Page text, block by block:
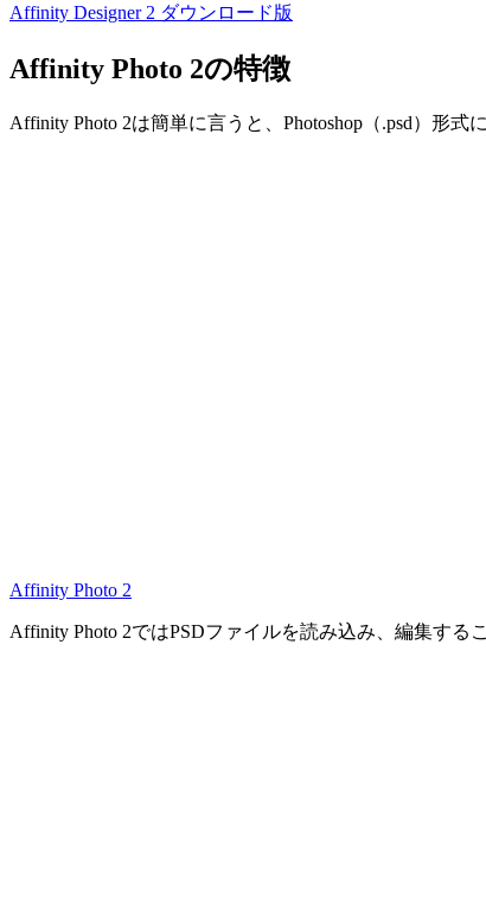
Affinity Designer 2 ダウンロード版
Affinity Photo 2の特徴
Affinity Photo 2は簡単に言うと、Photoshop（.psd）形
Affinity Photo 2
Affinity Photo 2ではPSDファイルを読み込み、編集す